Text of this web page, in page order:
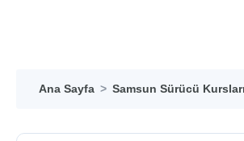
Ana Sayfa Samsun Sürücü Kursları